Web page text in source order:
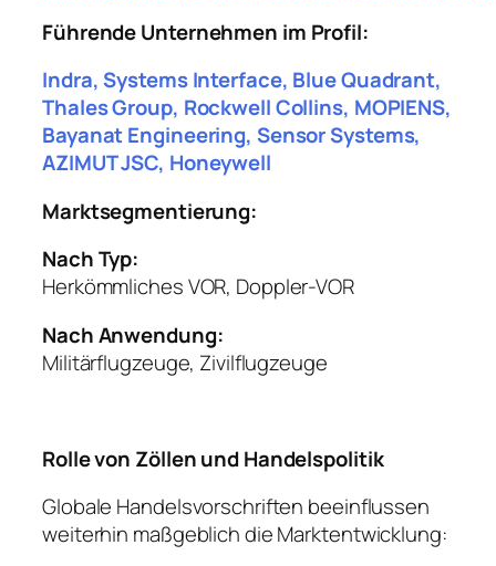
Führende Unternehmen im Profil:
Indra, Systems Interface, Blue Quadrant,
Thales Group, Rockwell Collins, MOPIENS,
Bayanat Engineering, Sensor Systems,
AZIMUT JSC, Honeywell
Marktsegmentierung:
Nach Typ:
Herkömmliches VOR, Doppler-VOR
Nach Anwendung:
Militärflugzeuge, Zivilflugzeuge
Rolle von Zöllen und Handelspolitik
Globale Handelsvorschriften beeinflussen
weiterhin maßgeblich die Marktentwicklung: